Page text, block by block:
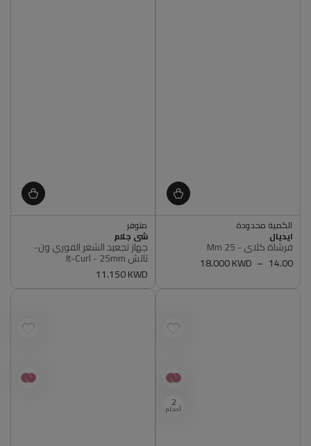
الكمية محدودة
أصلي 100%
الكمية محدودة
أصلي 100%
البائع
ايديال
فرشاة كلاي - 25 Mm
سعر
14.00
18.000 KWD
متوفر
أصلي 100%
اشتري 2, ووفر 5%
متوفر
أصلي 100%
البائع
شي جلام
جهاز تجعيد الشعر الفوري ون-
تاتش It-Curl - 25mm
سعر
11.150 KWD
2
أحجام